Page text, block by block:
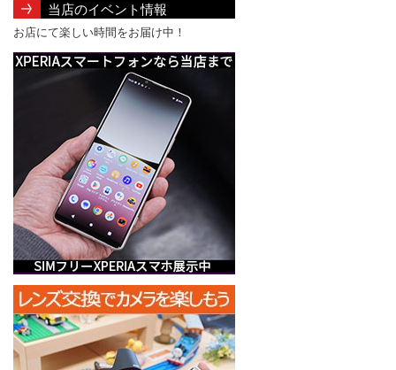
当店のイベント情報
お店にて楽しい時間をお届け中！